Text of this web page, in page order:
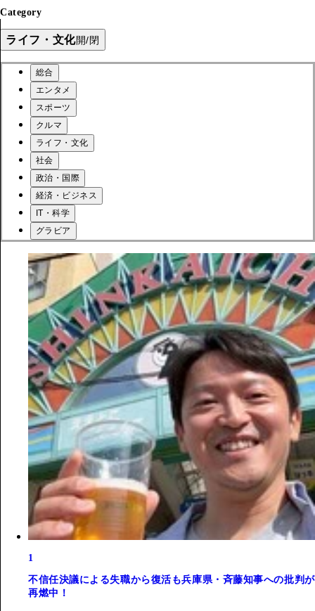
Category
ライフ・文化開/閉
総合
エンタメ
スポーツ
クルマ
ライフ・文化
社会
政治・国際
経済・ビジネス
IT・科学
グラビア
1
不信任決議による失職から復活も兵庫県・斉藤知事への批判が
再燃中！